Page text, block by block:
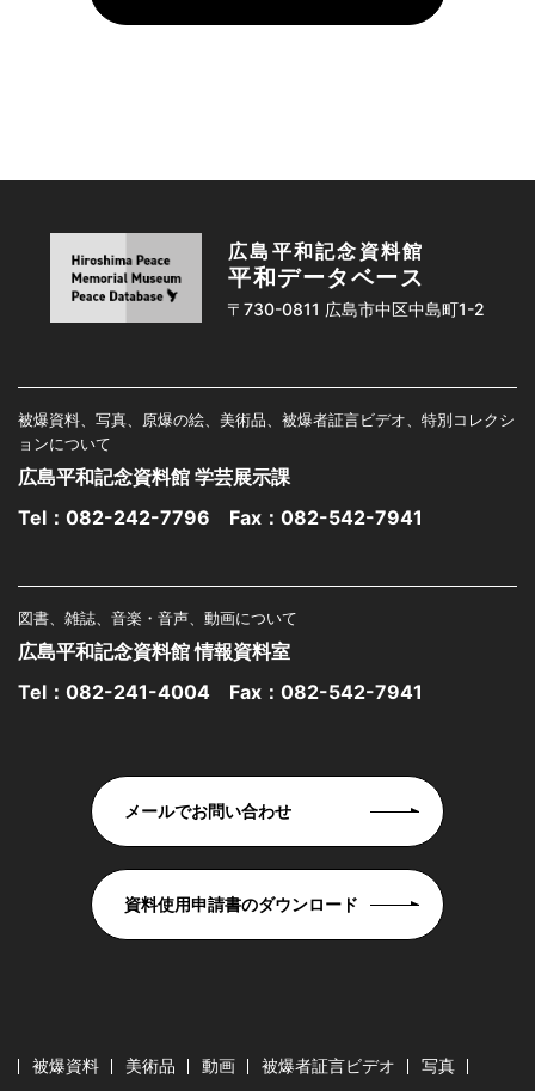
広島平和記念資料館
平和データベース
〒730-0811 広島市中区中島町1-2
被爆資料、写真、原爆の絵、美術品、被爆者証言ビデオ、特別コレクシ
ョンについて
広島平和記念資料館 学芸展示課
Tel： 082-242-7796 Fax：082-542-7941
図書、雑誌、音楽・音声、動画について
広島平和記念資料館 情報資料室
Tel： 082-241-4004 Fax：082-542-7941
メールでお問い合わせ
資料使用申請書のダウンロード
被爆資料 美術品 動画 被爆者証言ビデオ
写真